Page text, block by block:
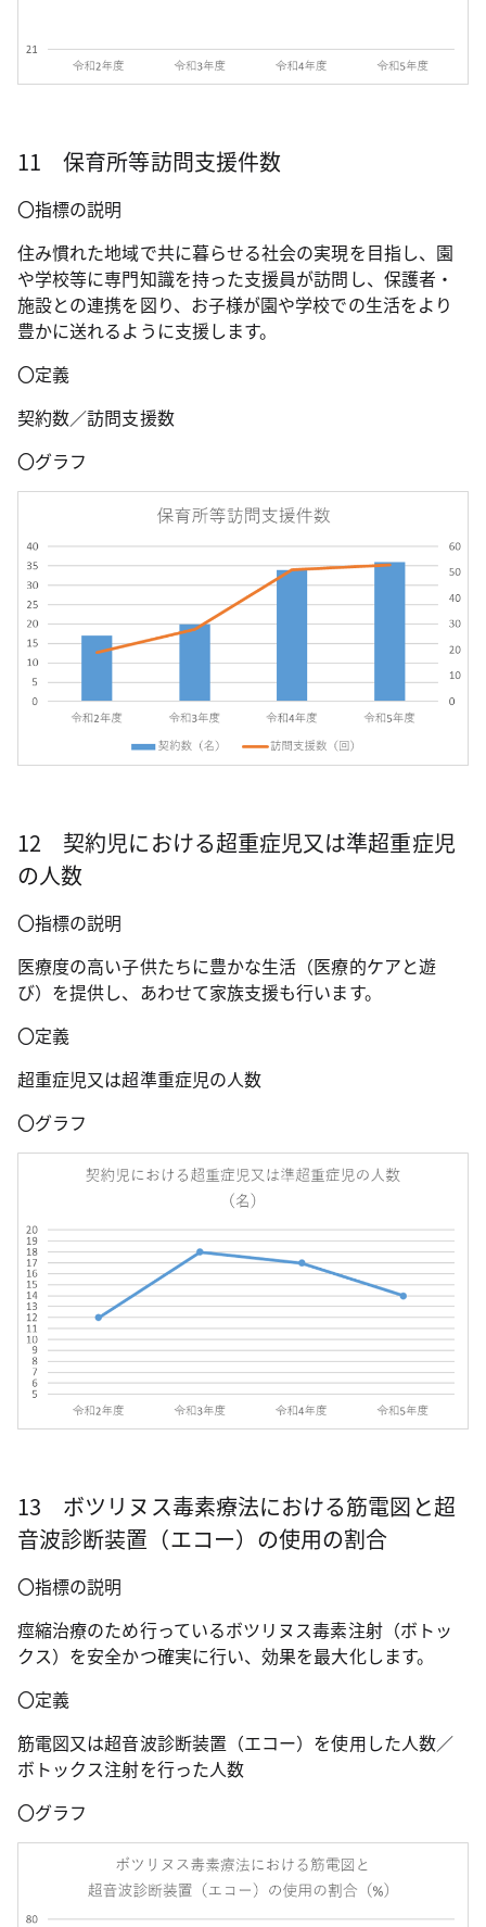
11 保育所等訪問支援件数
〇指標の説明
住み慣れた地域で共に暮らせる社会の実現を目指し、園
や学校等に専門知識を持った支援員が訪問し、保護者・
施設との連携を図り、お子様が園や学校での生活をより
豊かに送れるように支援します。
〇定義
契約数／訪問支援数
〇グラフ
12 契約児における超重症児又は準超重症児
の人数
〇指標の説明
医療度の高い子供たちに豊かな生活（医療的ケアと遊
び）を提供し、あわせて家族支援も行います。
〇定義
超重症児又は超準重症児の人数
〇グラフ
13 ボツリヌス毒素療法における筋電図と超
音波診断装置（エコー）の使用の割合
〇指標の説明
痙縮治療のため行っているボツリヌス毒素注射（ボトッ
クス）を安全かつ確実に行い、効果を最大化します。
〇定義
筋電図又は超音波診断装置（エコー）を使用した人数／
ボトックス注射を行った人数
〇グラフ